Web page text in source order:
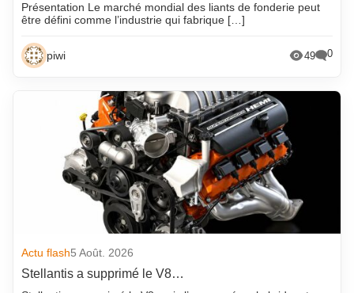
Présentation Le marché mondial des liants de fonderie peut
être défini comme l’industrie qui fabrique […]
piwi 49 0
Actu flash5 Août. 2026
Stellantis a supprimé le V8…